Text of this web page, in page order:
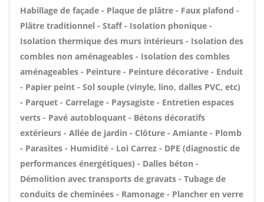
Habillage de façade - Plaque de plâtre - Faux plafond -
Plâtre traditionnel - Staff - Isolation phonique -
Isolation thermique des murs intérieurs - Isolation des
combles non aménageables - Isolation des combles
aménageables - Peinture - Peinture décorative - Enduit
- Papier peint - Sol souple (vinyle, lino, dalles PVC, etc)
- Parquet - Carrelage - Paysagiste - Entretien espaces
verts - Pavé autobloquant - Bétons décoratifs
extérieurs - Allée de jardin - Clôture - Amiante - Plomb
- Parasites - Humidité - Loi Carrez - DPE (diagnostic de
performances énergétiques) - Dalles béton -
Démolition avec transports de gravats - Tubage de
conduits de cheminées - Ramonage - Plancher en verre